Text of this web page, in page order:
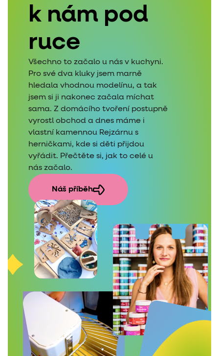
k nám pod
ruce
Všechno to začalo u nás v kuchyni.
Pro své dva kluky jsem marně
hledala vhodnou modelínu, a tak
jsem si ji nakonec začala míchat
sama. Z domácího tvoření postupně
vyrostl obchod a dnes máme i
vlastní kamennou Rejzárnu s
herničkami, kde si děti přijdou
vyřádit. Přečtěte si, jak to celé u
nás začalo.
Náš příběh